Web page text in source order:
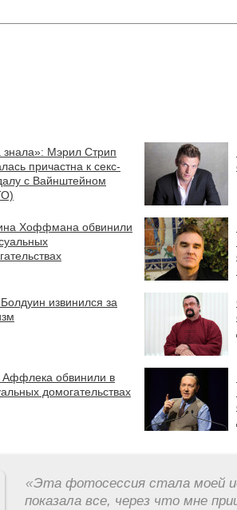
Мэрил Стрип
причастна к секс-
с Вайнштейном
Хоффмана обвинили
извинился за
Аффлека обвинили в
домогательствах
«Эта фотосессия стала моей
показала все, через что мне